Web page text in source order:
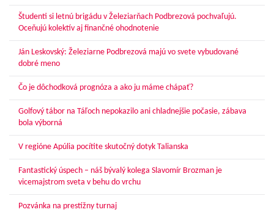
Študenti si letnú brigádu v Železiarňach Podbrezová pochvaľujú.
Oceňujú kolektív aj finančné ohodnotenie
Ján Leskovský: Železiarne Podbrezová majú vo svete vybudované
dobré meno
Čo je dôchodková prognóza a ako ju máme chápať?
Golfový tábor na Táľoch nepokazilo ani chladnejšie počasie, zábava
bola výborná
V regióne Apúlia pocítite skutočný dotyk Talianska
Fantastický úspech – náš bývalý kolega Slavomír Brozman je
vicemajstrom sveta v behu do vrchu
Pozvánka na prestížny turnaj